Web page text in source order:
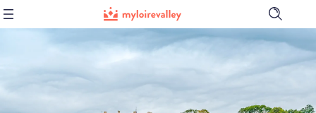
Ouvrir
la
barre